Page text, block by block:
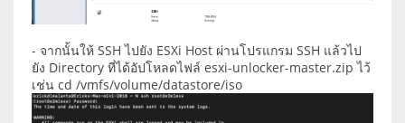
- จากนั้นให้ SSH ไปยัง ESXi Host ผ่านโปรแกรม SSH แล้วไป
ยัง Directory ที่ได้อัปโหลดไฟล์ esxi-unlocker-master.zip ไว้
เช่น cd /vmfs/volume/datastore/iso